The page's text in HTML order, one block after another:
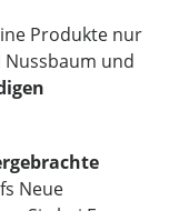
Produkte nur
Nussbaum und
Neue